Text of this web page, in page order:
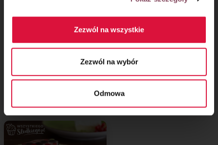
Zezwól na wszystkie
Zezwól na wybór
Odmowa
z kremem budyniowym
pełnoziarnistym
biszkopcie